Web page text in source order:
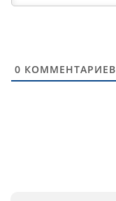
0 КОММЕНТАРИЕВ